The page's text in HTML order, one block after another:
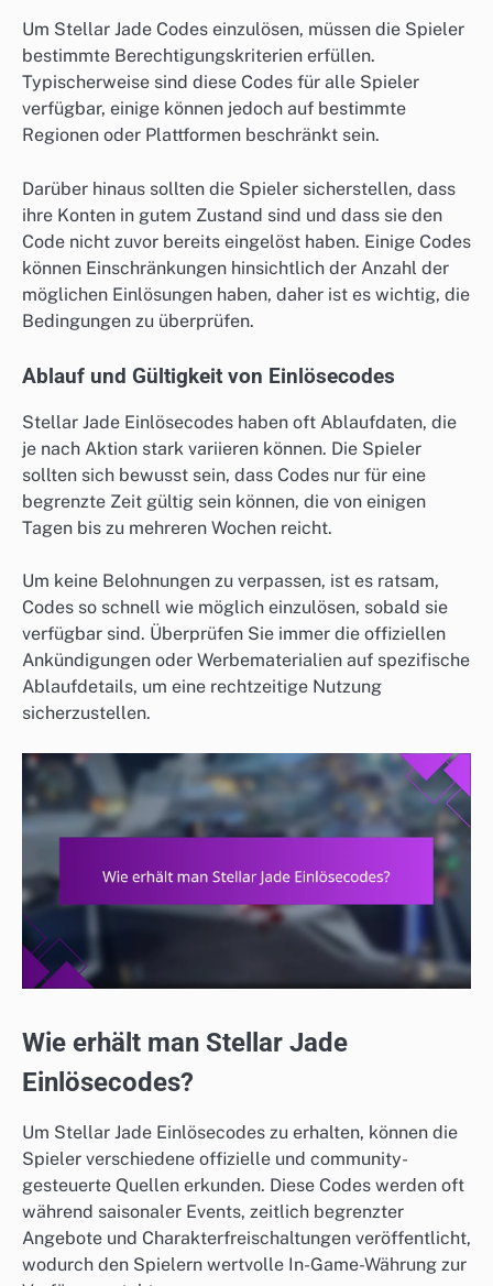
Um Stellar Jade Codes einzulösen, müssen die Spieler
bestimmte Berechtigungskriterien erfüllen.
Typischerweise sind diese Codes für alle Spieler
verfügbar, einige können jedoch auf bestimmte
Regionen oder Plattformen beschränkt sein.
Darüber hinaus sollten die Spieler sicherstellen, dass
ihre Konten in gutem Zustand sind und dass sie den
Code nicht zuvor bereits eingelöst haben. Einige Codes
können Einschränkungen hinsichtlich der Anzahl der
möglichen Einlösungen haben, daher ist es wichtig, die
Bedingungen zu überprüfen.
Ablauf und Gültigkeit von Einlösecodes
Stellar Jade Einlösecodes haben oft Ablaufdaten, die
je nach Aktion stark variieren können. Die Spieler
sollten sich bewusst sein, dass Codes nur für eine
begrenzte Zeit gültig sein können, die von einigen
Tagen bis zu mehreren Wochen reicht.
Um keine Belohnungen zu verpassen, ist es ratsam,
Codes so schnell wie möglich einzulösen, sobald sie
verfügbar sind. Überprüfen Sie immer die offiziellen
Ankündigungen oder Werbematerialien auf spezifische
Ablaufdetails, um eine rechtzeitige Nutzung
sicherzustellen.
Wie erhält man Stellar Jade
Einlösecodes?
Um Stellar Jade Einlösecodes zu erhalten, können die
Spieler verschiedene offizielle und community-
gesteuerte Quellen erkunden. Diese Codes werden oft
während saisonaler Events, zeitlich begrenzter
Angebote und Charakterfreischaltungen veröffentlicht,
wodurch den Spielern wertvolle In-Game-Währung zur